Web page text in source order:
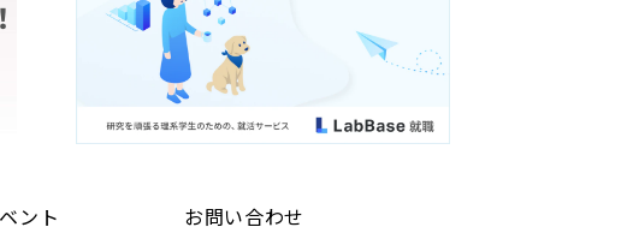
に運
ント お問い合わせ